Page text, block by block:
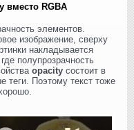
вместо RGBA
элементов.
изображение, сверху
накладывается
полупрозрачность
opacity состоит в
теги. Поэтому текст тоже